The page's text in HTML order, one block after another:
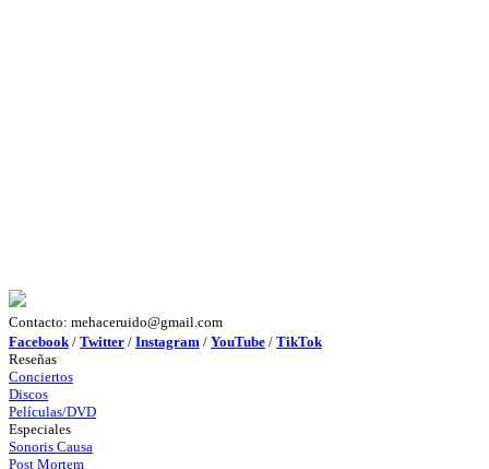
Contacto: mehaceruido@gmail.com
Facebook / Twitter / Instagram / YouTube / TikTok
Reseñas
Conciertos
Discos
Películas/DVD
Especiales
Sonoris Causa
Post Mortem